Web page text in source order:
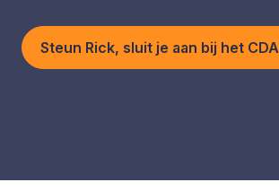
Steun Rick, sluit je aan bij het CDA